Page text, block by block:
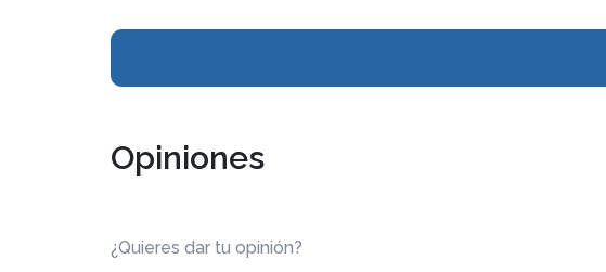
Opiniones
¿Quieres dar tu opinión?